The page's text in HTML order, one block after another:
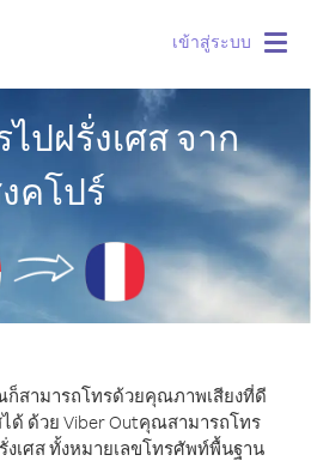
เข้าสู่ระบบ
ปฝรั่งเศส จาก
คโปร์
สามารถโทรด้วยคุณภาพเสียงที่ดี
ด้ ด้วย Viber Outคุณสามารถโทร
งเศส ทั้งหมายเลขโทรศัพท์พื้นฐาน